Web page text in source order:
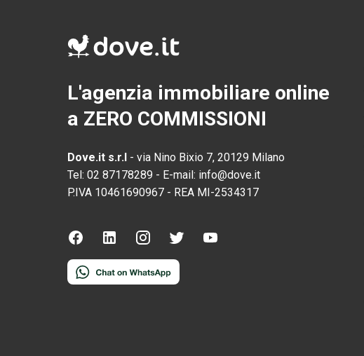
L'agenzia immobiliare online
a ZERO COMMISSIONI
Dove.it s.r.l - via Nino Bixio 7, 20129 Milano
Tel: 02 87178289 - E-mail: info@dove.it
P.IVA 10461690967 - REA MI-2534317